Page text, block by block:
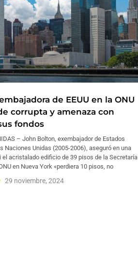
de EEUU en la ONU
corrupta y amenaza con
fondos
– John Bolton, exembajador de Estados
Naciones Unidas (2005-2006), aseguró en una
el acristalado edificio de 39 pisos de la Secretaría
en Nueva York «perdiera 10 pisos, no
29 noviembre, 2024